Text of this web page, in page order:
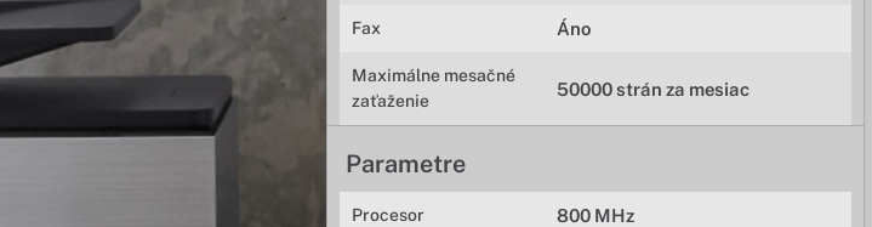
Fax Áno
Maximálne mesačné
zaťaženie
50000 strán za mesiac
Parametre
Procesor 800 MHz